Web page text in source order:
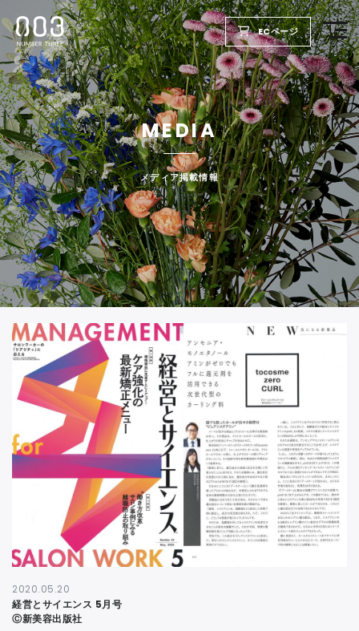
ECページ
MEDIA
メディア掲載情報
2020.05.20
経営とサイエンス 5月号
Ⓒ新美容出版社
TOP
PRODUCTS
WELLBEING REPORT
FOR SALON
COMPANY
RECRUIT
CONTACT